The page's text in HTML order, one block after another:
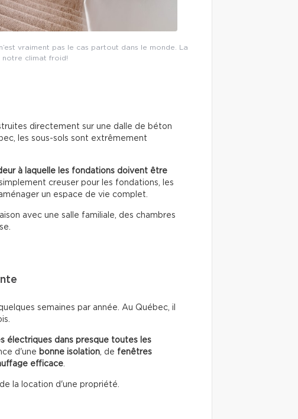
vraiment pas le cas partout dans le monde. La
notre climat froid!
directement sur une dalle de béton
les sous-sols sont extrêmement
à laquelle les fondations doivent être
creuser pour les fondations, les
un espace de vie complet.
avec une salle familiale, des chambres
semaines par année. Au Québec, il
électriques dans presque toutes les
d'une bonne isolation, de fenêtres
efficace.
la location d'une propriété.